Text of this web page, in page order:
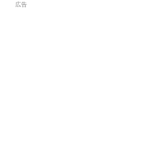
広告